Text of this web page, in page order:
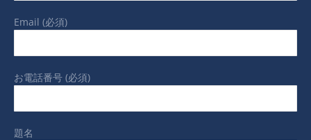
Email (必須)
お電話番号 (必須)
題名